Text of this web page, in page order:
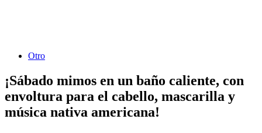
Otro
¡Sábado mimos en un baño caliente, con
envoltura para el cabello, mascarilla y
música nativa americana!